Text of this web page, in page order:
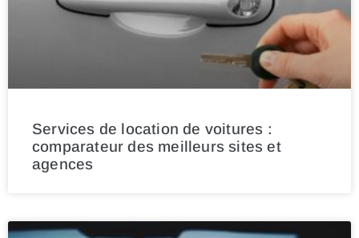
Services de location de voitures :
comparateur des meilleurs sites et
agences